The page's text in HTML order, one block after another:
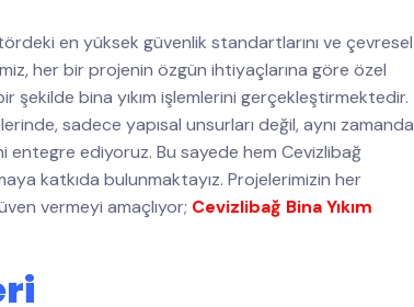
en yüksek güvenlik standartlarını ve çevresel
her bir projenin özgün ihtiyaçlarına göre özel
şekilde bina yıkım işlemlerini gerçekleştirmektedir.
sadece yapısal unsurları değil, aynı zamanda
ediyoruz. Bu sayede hem Cevizlibağ
katkıda bulunmaktayız. Projelerimizin her
vermeyi amaçlıyor; Cevizlibağ Bina Yıkım